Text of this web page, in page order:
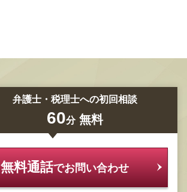
弁護士・税理士への初回相談
60分 無料
無料通話でお問い合わせ